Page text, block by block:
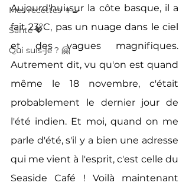
Mes recettes 👩‍🍳
Santé 💖
Qui suis-je ? 🤗
Aujourd'hui sur la côte basque, il a
fait 23°C, pas un nuage dans le ciel
et des vagues magnifiques.
Autrement dit, vu qu'on est quand
même le 18 novembre, c'était
probablement le dernier jour de
l'été indien. Et moi, quand on me
parle d'été, s'il y a bien une adresse
qui me vient à l'esprit, c'est celle du
Seaside Café ! Voilà maintenant